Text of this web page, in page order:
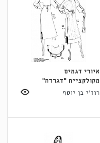
איורי דגמים
מקולקציית "דגרדה"
רוז'י בן יוסף